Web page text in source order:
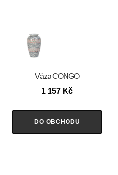
Váza CONGO
1 157 Kč
DO OBCHODU